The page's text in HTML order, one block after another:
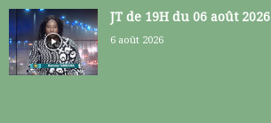
JT de 19H du 06 août 2026
6 août 2026